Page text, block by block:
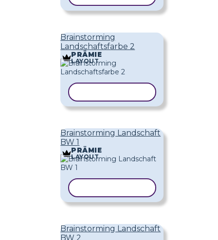
Brainstorming
Landschaftsfarbe 2
PRÄMIE
LAYOUT
Brainstorming Landschaft
BW 1
PRÄMIE
LAYOUT
Brainstorming Landschaft
BW 2